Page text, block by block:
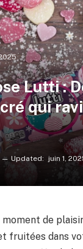
Lutti :
qui
Updated: juin 1,
de
fruitées dans